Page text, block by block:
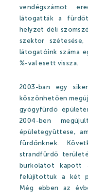
Orvosi kutatások
Strandfürdő
Strandfürdő
Medencék
Kisgyermek úszás
Kikapcsolódási
Árak
vendégszámot
látogatták a
helyzet déli
szektor
látogatóink száma
%-val esett vissza.
2003-ban egy
köszönhetően
gyógyfürdő
2004-ben
épületegyüttese,
fürdőnknek.
strandfürdő
burkolatot kapott
felújítottuk a két
Még ebben az